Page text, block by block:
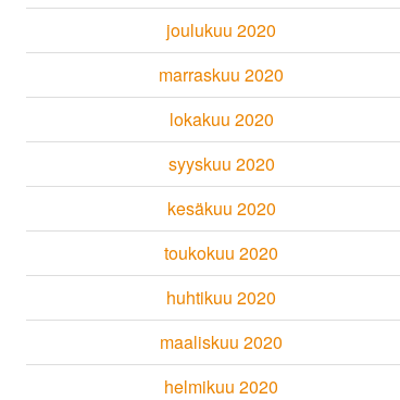
joulukuu 2020
marraskuu 2020
lokakuu 2020
syyskuu 2020
kesäkuu 2020
toukokuu 2020
huhtikuu 2020
maaliskuu 2020
helmikuu 2020